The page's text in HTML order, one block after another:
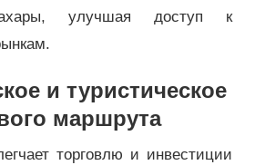
улучшая доступ к
и туристическое
маршрута
торговлю и инвестиции